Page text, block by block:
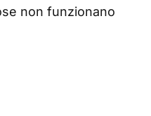
non funzionano